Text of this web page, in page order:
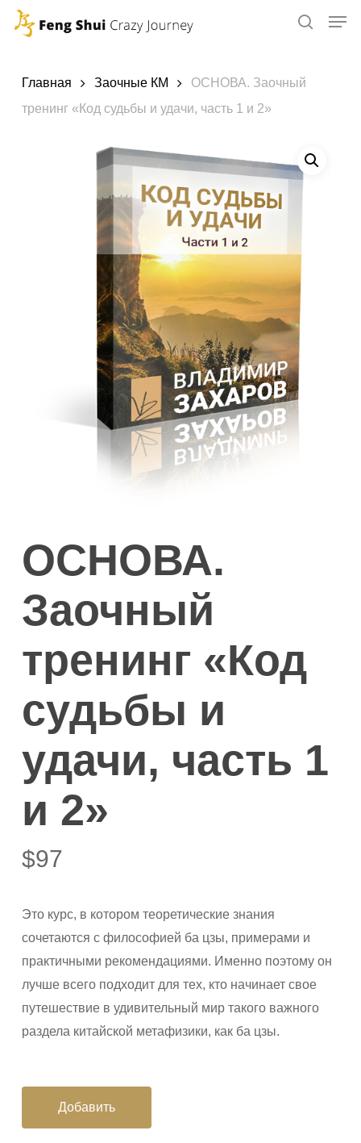
Skip
contentГлавная Заочные КМ
ОСНОВА. Заочный
тренинг «Код судьбы и удачи, часть 1 и 2»
ОСНОВА.
Заочный
тренинг «Код
судьбы и
удачи, часть 1
и 2»
$97
Это курс, в котором теоретические знания
сочетаются с философией ба цзы, примерами и
практичными рекомендациями. Именно поэтому он
лучше всего подходит для тех, кто начинает свое
путешествие в удивительный мир такого важного
раздела китайской метафизики, как ба цзы.
Добавить